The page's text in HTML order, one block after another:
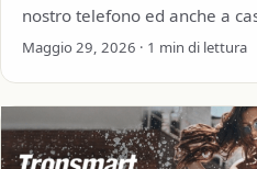
nostro telefono ed anche a
Home, un…
Maggio 29, 2026 · 1 min di lettura